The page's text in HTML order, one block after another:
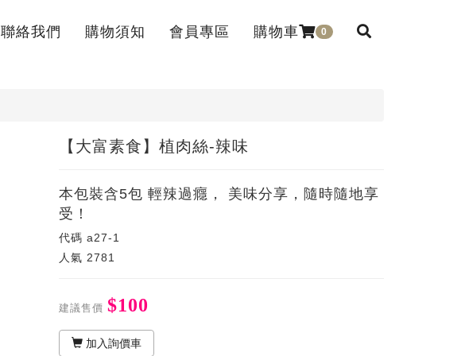
聯絡我們 購物須知 會員專區 購物車 0
【大富素食】植肉絲-辣味
本包裝含5包 輕辣過癮， 美味分享，隨時隨地享
受！
代碼a27-1
人氣2781
建議售價 $100
加入詢價車